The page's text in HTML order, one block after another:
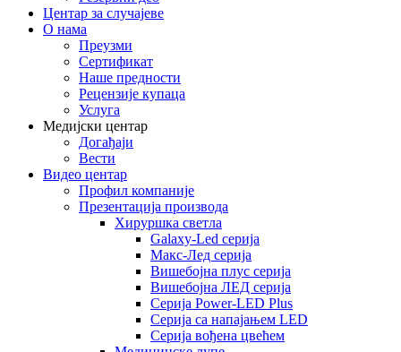
Центар за случајеве
О нама
Преузми
Сертификат
Наше предности
Рецензије купаца
Услуга
Медијски центар
Догађаји
Вести
Видео центар
Профил компаније
Презентација производа
Хируршка светла
Galaxy-Led серија
Макс-Лед серија
Вишебојна плус серија
Вишебојна ЛЕД серија
Серија Power-LED Plus
Серија са напајањем LED
Серија вођена цвећем